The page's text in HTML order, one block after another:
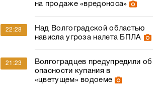
на продаже «вредоноса»
22:28
Над Волгоградской областью
нависла угроза налета БПЛА
21:23
Волгоградцев предупредили об
опасности купания в
«цветущем» водоеме